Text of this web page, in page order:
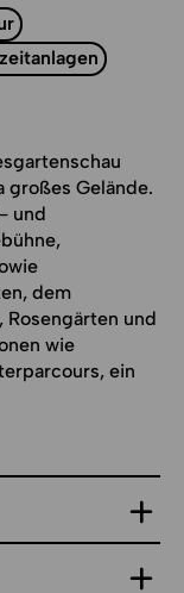
großes Gelände.
und
dem
Rosengärten und
wie
ein